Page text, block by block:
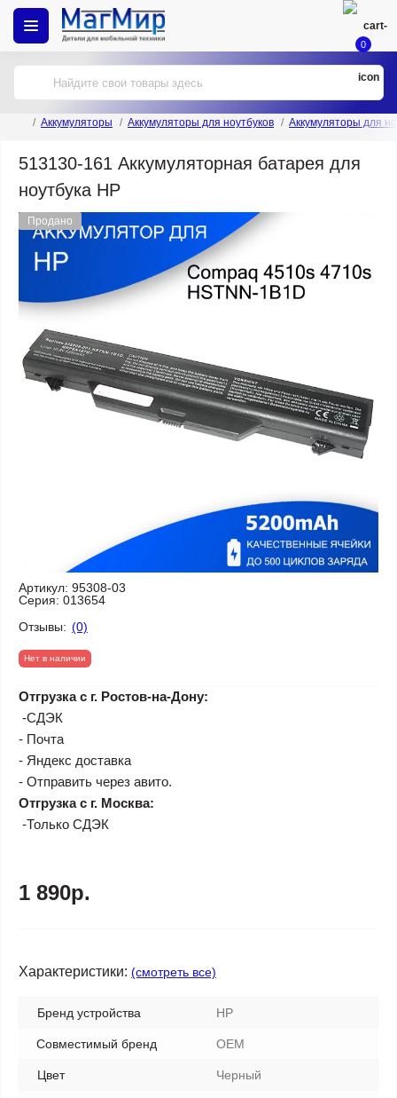
0
Аккумуляторы Аккумуляторы для ноутбуков Аккумуляторы для
513130-161 Аккумуляторная батарея для
ноутбука HP
Продано
Артикул: 95308-03
Серия: 013654
Отзывы: (0)
Нет в наличии
Отгрузка с г. Ростов-на-Дону:
-СДЭК
- Почта
- Яндекс доставка
- Отправить через авито.
Отгрузка с г. Москва:
-Только СДЭК
1 890р.
Характеристики: (смотреть все)
Бренд устройства HP
Совместимый бренд OEM
Цвет Черный